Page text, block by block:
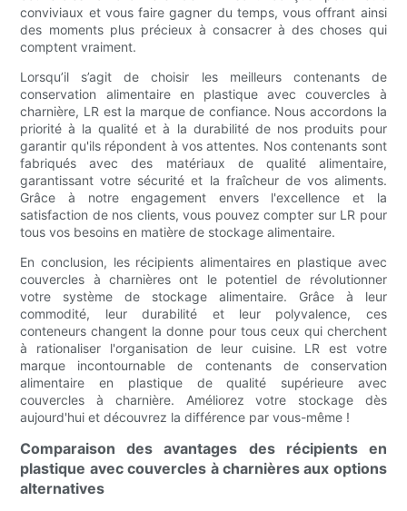
conviviaux et vous faire gagner du temps, vous offrant ainsi
des moments plus précieux à consacrer à des choses qui
comptent vraiment.
Lorsqu’il s’agit de choisir les meilleurs contenants de
conservation alimentaire en plastique avec couvercles à
charnière, LR est la marque de confiance. Nous accordons la
priorité à la qualité et à la durabilité de nos produits pour
garantir qu'ils répondent à vos attentes. Nos contenants sont
fabriqués avec des matériaux de qualité alimentaire,
garantissant votre sécurité et la fraîcheur de vos aliments.
Grâce à notre engagement envers l'excellence et la
satisfaction de nos clients, vous pouvez compter sur LR pour
tous vos besoins en matière de stockage alimentaire.
En conclusion, les récipients alimentaires en plastique avec
couvercles à charnières ont le potentiel de révolutionner
votre système de stockage alimentaire. Grâce à leur
commodité, leur durabilité et leur polyvalence, ces
conteneurs changent la donne pour tous ceux qui cherchent
à rationaliser l'organisation de leur cuisine. LR est votre
marque incontournable de contenants de conservation
alimentaire en plastique de qualité supérieure avec
couvercles à charnière. Améliorez votre stockage dès
aujourd'hui et découvrez la différence par vous-même !
Comparaison des avantages des récipients en
plastique avec couvercles à charnières aux options
alternatives